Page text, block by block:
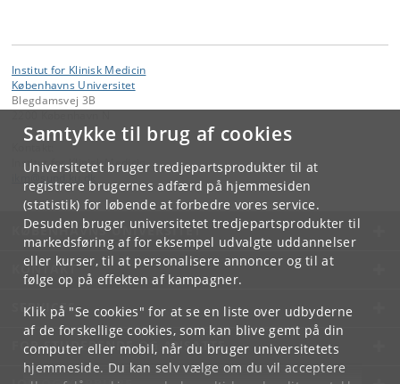
Samtykke til brug af cookies
Universitetet bruger tredjepartsprodukter til at
registrere brugernes adfærd på hjemmesiden
(statistik) for løbende at forbedre vores service.
Desuden bruger universitetet tredjepartsprodukter til
markedsføring af for eksempel udvalgte uddannelser
eller kurser, til at personalisere annoncer og til at
følge op på effekten af kampagner.
Klik på "Se cookies" for at se en liste over udbyderne
af de forskellige cookies, som kan blive gemt på din
computer eller mobil, når du bruger universitetets
hjemmeside. Du kan selv vælge om du vil acceptere
Institut for Klinisk Medicin
Københavns Universitet
Blegdamsvej 3B
Institut for Klinisk Medicin
KØBENHAVNS UNIVERSITET
KONTAKT
SERVICES
FOR STUDERENDE OG ANSATTE